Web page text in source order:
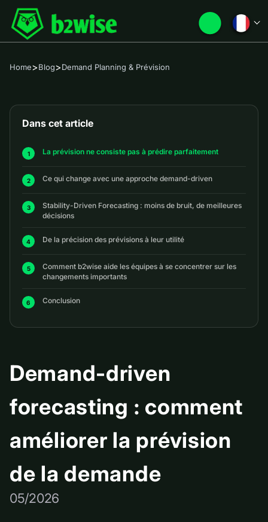
Home>Blog>Demand Planning & Prévision
Dans cet article
La prévision ne consiste pas à prédire parfaitement
Ce qui change avec une approche demand-driven
Stability-Driven Forecasting : moins de bruit, de meilleures
décisions
De la précision des prévisions à leur utilité
Comment b2wise aide les équipes à se concentrer sur les
changements importants
Conclusion
Demand-driven
forecasting : comment
améliorer la prévision
de la demande
05/2026